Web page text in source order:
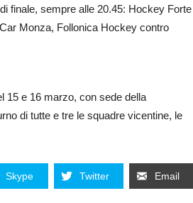
finale, sempre alle 20.45: Hockey Forte
Monza, Follonica Hockey contro
15 e 16 marzo, con sede della
di tutte e tre le squadre vicentine, le
Skype Twitter Email